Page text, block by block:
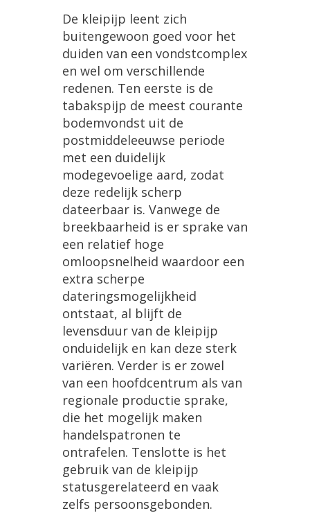
De kleipijp leent zich
buitengewoon goed voor het
duiden van een vondstcomplex
en wel om verschillende
redenen. Ten eerste is de
tabakspijp de meest courante
bodemvondst uit de
postmiddeleeuwse periode
met een duidelijk
modegevoelige aard, zodat
deze redelijk scherp
dateerbaar is. Vanwege de
breekbaarheid is er sprake van
een relatief hoge
omloopsnelheid waardoor een
extra scherpe
dateringsmogelijkheid
ontstaat, al blijft de
levensduur van de kleipijp
onduidelijk en kan deze sterk
variëren. Verder is er zowel
van een hoofdcentrum als van
regionale productie sprake,
die het mogelijk maken
handelspatronen te
ontrafelen. Tenslotte is het
gebruik van de kleipijp
statusgerelateerd en vaak
zelfs persoonsgebonden.